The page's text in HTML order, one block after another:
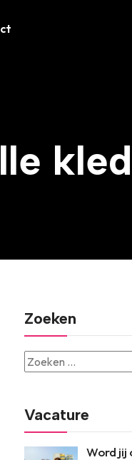
Zoeken
Vacature
Word jij